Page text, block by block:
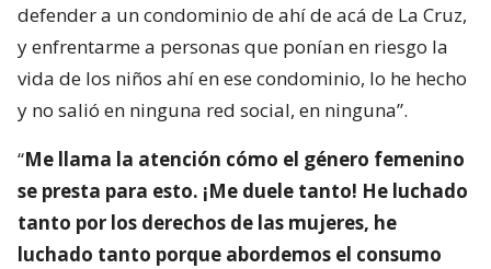
defender a un condominio de ahí de acá de La Cruz,
y enfrentarme a personas que ponían en riesgo la
vida de los niños ahí en ese condominio, lo he hecho
y no salió en ninguna red social, en ninguna”.
“Me llama la atención cómo el género femenino
se presta para esto. ¡Me duele tanto! He luchado
tanto por los derechos de las mujeres, he
luchado tanto porque abordemos el consumo